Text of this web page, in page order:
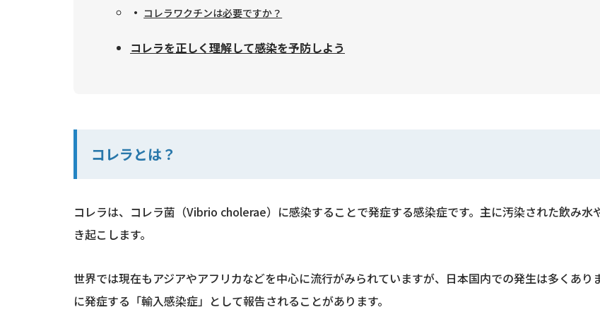
コレラワクチンは必要ですか？
コレラを正しく理解して感染を予防しよう
コレラとは？
コレラは、コレラ菌（Vibrio cholerae）に感染することで発症する感染症です。主に汚染された飲み
き起こします。
世界では現在もアジアやアフリカなどを中心に流行がみられていますが、日本国内での発生は多くあ
に発症する「輸入感染症」として報告されることがあります。